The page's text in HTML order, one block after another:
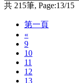
共 215筆, Page:13/15
第一頁
«
9
10
11
12
13